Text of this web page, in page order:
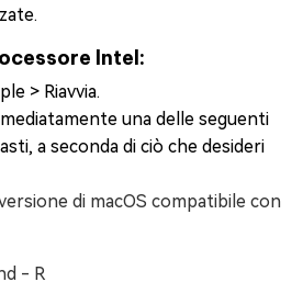
Intel:
> Riavvia.
una delle seguenti
a seconda di ciò che desideri
di macOS compatibile con
- R